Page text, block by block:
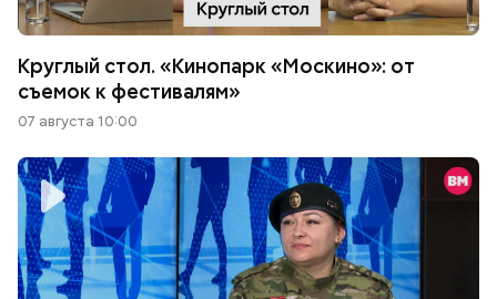
Круглый стол. «Кинопарк «Москино»: от
съемок к фестивалям»
07 августа 10:00